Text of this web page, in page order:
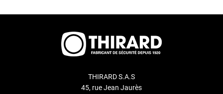
THIRARD S.A.S
45, rue Jean Jaurès